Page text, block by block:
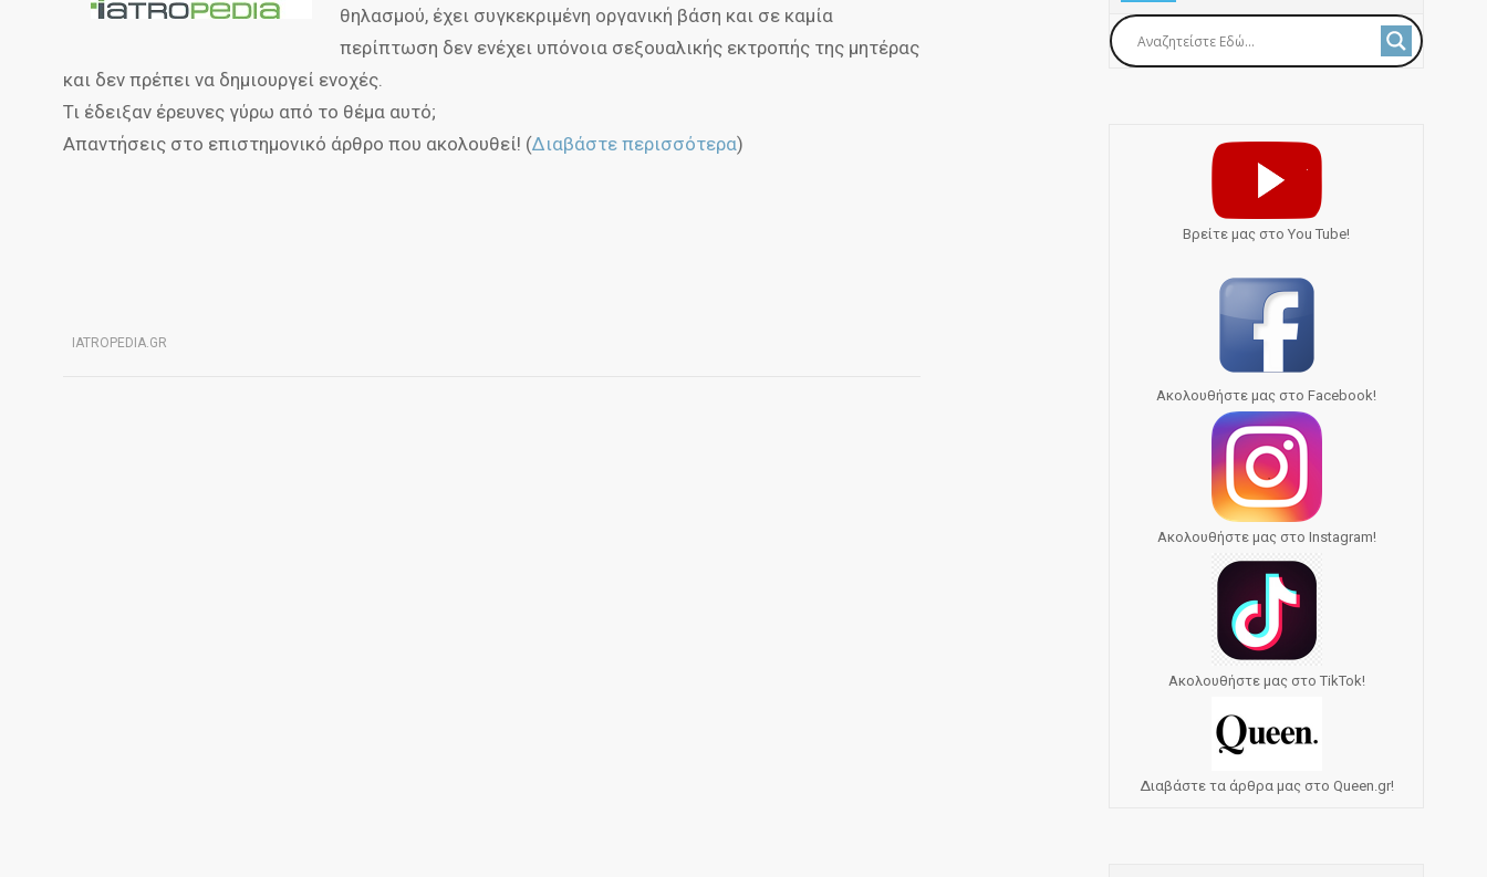
θηλασμού, έχει συγκεκριμένη οργανική βάση και σε καμία
περίπτωση δεν ενέχει υπόνοια σεξουαλικής εκτροπής της μητέρας
και δεν πρέπει να δημιουργεί ενοχές.
Τι έδειξαν έρευνες γύρω από το θέμα αυτό;
Απαντήσεις στο επιστημονικό άρθρο που ακολουθεί! (Διαβάστε περισσότερα)
IATROPEDIA.GR
Bρείτε μας στο You Tube!
Ακολουθήστε μας στο Facebook!
Ακολουθήστε μας στο Instagram!
Ακολουθήστε μας στο TikTok!
Διαβάστε τα άρθρα μας στο Queen.gr!